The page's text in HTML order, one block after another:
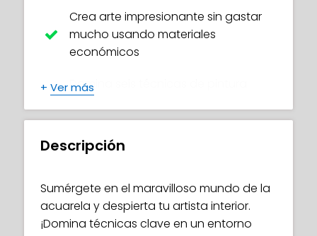
Crea arte impresionante sin gastar
mucho usando materiales
económicos
Domina seis técnicas de pintura
posibilidades y estilos
Explora todos los materiales básicos
maestras vibrantes
Pinta piel que brilla, cabello que fluye
+ Ver más
Descripción
Sumérgete en el maravilloso mundo de la
acuarela y despierta tu artista interior.
¡Domina técnicas clave en un entorno